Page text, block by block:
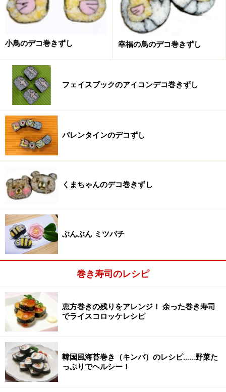
紅しょうが 適量（みじん切り）
スライスチーズ１枚
マヨネーズ 適量
■
クリスマスツリーの作り方・手順
■それぞれの酢飯をつくる
1
色付きの酢飯を作る
90ｇの酢飯に青海苔を少々と、（お好みで）マヨネーズ
を少し加えて混ぜて緑色の酢飯を作ります。50ｇの酢飯
におかかのふりかけを混ぜ茶色の酢飯を作り、15ｇの酢
飯におぼろ又は桜でんぶを混ぜ、ピンクの酢飯を作りま
す。
おぼろの代わりにたらこ、明太子でもOK。
小鳥のデコ巻きずし 幸福の鳥のデコ巻きずし
フェイスブックのアイコンデコ巻きずし
バレンタインのデコずし
くまちゃんのデコ巻きずし
ぶんぶん ミツバチ
巻き寿司のレシピ
恵方巻きの残りをアレンジ！ 余った巻き寿司
でライスコロッケレシピ
韓国風海苔巻き（キンパ）のレシピ……野菜た
っぷりでヘルシー！